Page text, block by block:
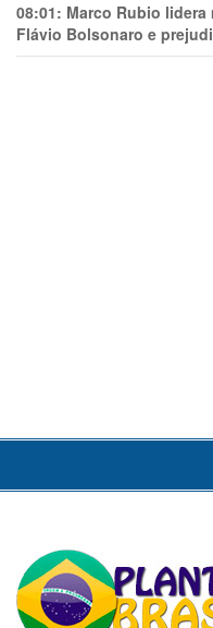
08:01: Marco Rubio lidera
Flávio Bolsonaro e